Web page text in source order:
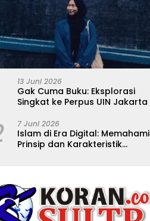
13 Juni 2026
Gak Cuma Buku: Eksplorasi
Singkat ke Perpus UIN Jakarta
7 Juni 2026
Islam di Era Digital: Memahami
Prinsip dan Karakteristik